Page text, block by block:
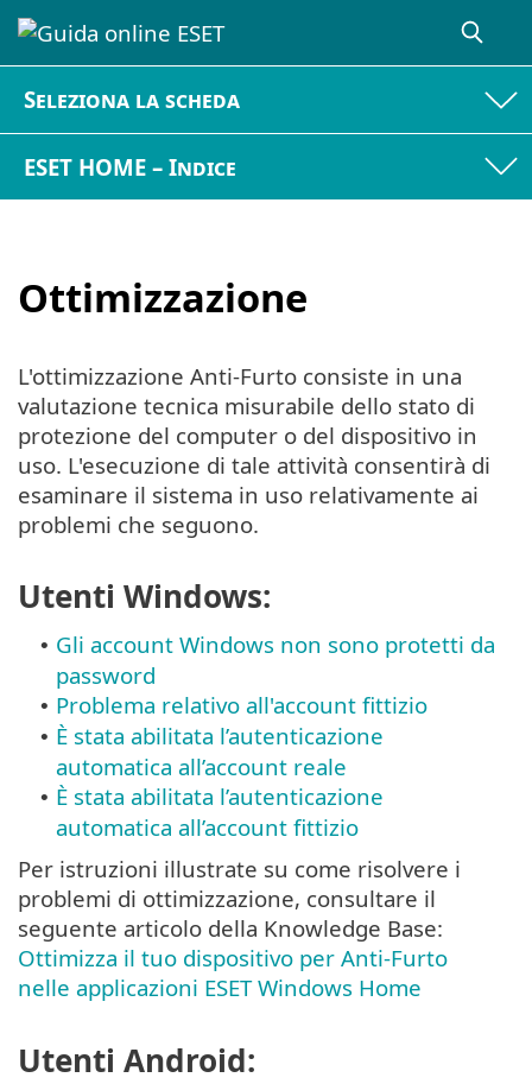
Seleziona la scheda
ESET HOME – Indice
Ottimizzazione
L'ottimizzazione Anti-Furto consiste in una
valutazione tecnica misurabile dello stato di
protezione del computer o del dispositivo in
uso. L'esecuzione di tale attività consentirà di
esaminare il sistema in uso relativamente ai
problemi che seguono.
Utenti Windows:
• Gli account Windows non sono protetti da
password
• Problema relativo all'account fittizio
• È stata abilitata l’autenticazione
automatica all’account reale
• È stata abilitata l’autenticazione
automatica all’account fittizio
Per istruzioni illustrate su come risolvere i
problemi di ottimizzazione, consultare il
seguente articolo della Knowledge Base:
Ottimizza il tuo dispositivo per Anti-Furto
nelle applicazioni ESET Windows Home
Utenti Android: